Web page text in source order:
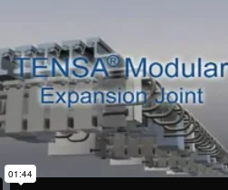
Werking sturing Maurer
lamellenvoeg (7.1)
Voegovergangen Animatie